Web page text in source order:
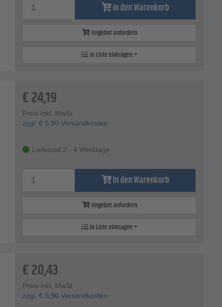
In den Warenkorb
Angebot anfordern
In Liste eintragen
€24,19
Preis inkl. MwSt.
zzgl. € 5,90 Versandkosten
Lieferzeit 2 - 4 Werktage
In den Warenkorb
Angebot anfordern
In Liste eintragen
€20,43
Preis inkl. MwSt.
zzgl. € 5,90 Versandkosten